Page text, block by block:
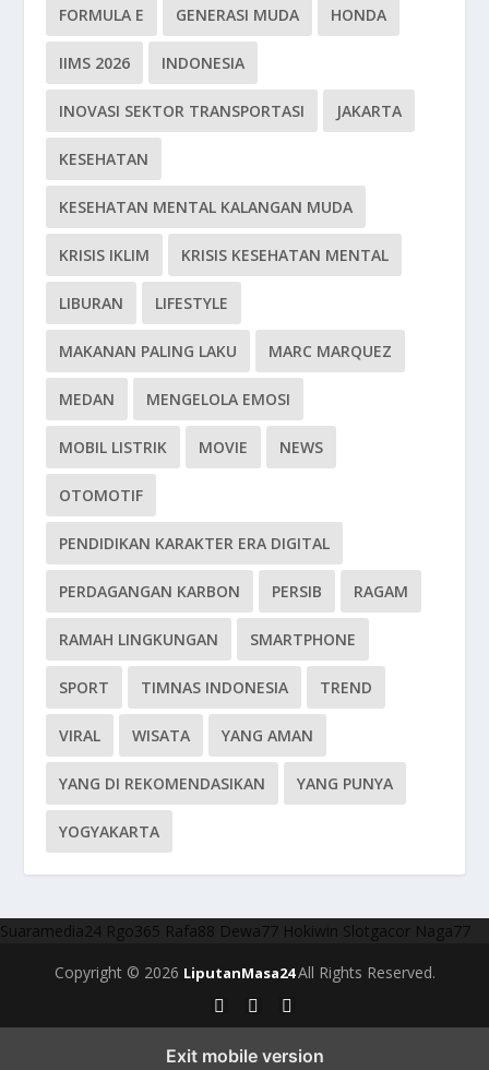
FORMULA E GENERASI MUDA HONDA
IIMS 2026 INDONESIA
INOVASI SEKTOR TRANSPORTASI JAKARTA
KESEHATAN
KESEHATAN MENTAL KALANGAN MUDA
KRISIS IKLIM KRISIS KESEHATAN MENTAL
LIBURAN LIFESTYLE
MAKANAN PALING LAKU MARC MARQUEZ
MEDAN MENGELOLA EMOSI
MOBIL LISTRIK MOVIE NEWS
OTOMOTIF
PENDIDIKAN KARAKTER ERA DIGITAL
PERDAGANGAN KARBON PERSIB RAGAM
RAMAH LINGKUNGAN SMARTPHONE
SPORT TIMNAS INDONESIA TREND
VIRAL WISATA YANG AMAN
YANG DI REKOMENDASIKAN YANG PUNYA
YOGYAKARTA
Suaramedia24 Rgo365 Rafa88 Dewa77 Hokiwin Slotgacor Naga77
Copyright © 2026 LiputanMasa24All Rights Reserved.
Exit mobile version